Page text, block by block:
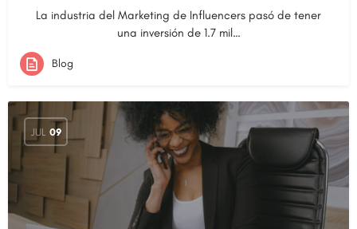
La industria del Marketing de Influencers pasó de tener
una inversión de 1.7 mil…
Blog
JUL 09